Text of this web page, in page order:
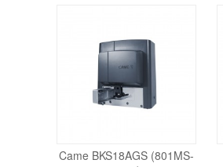
Came BKS18AGS (801MS-